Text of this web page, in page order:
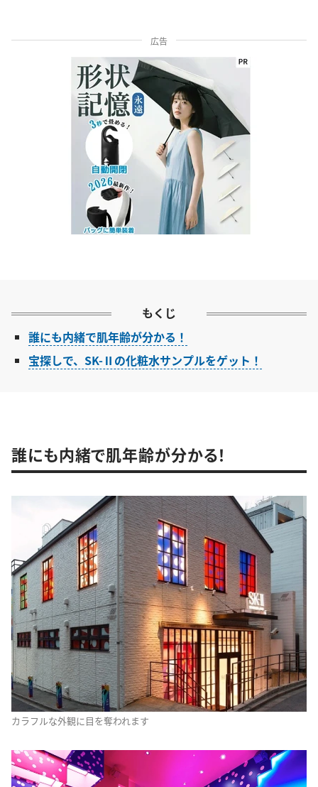
広告
もくじ
誰にも内緒で肌年齢が分かる！
宝探しで、SK-Ⅱの化粧水サンプルをゲット！
誰にも内緒で肌年齢が分かる！
カラフルな外観に目を奪われます